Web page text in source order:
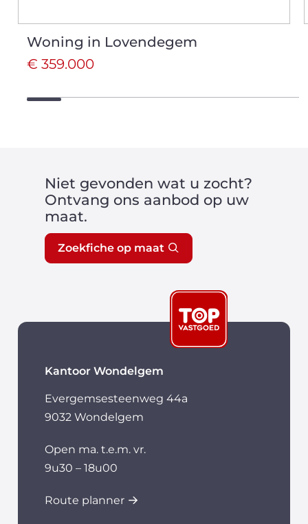
Woning in Lovendegem
€ 359.000
Niet gevonden wat u zocht?
Ontvang ons aanbod op uw
maat.
Zoekfiche op maat
Kantoor Wondelgem
Evergemsesteenweg 44a
9032 Wondelgem
Open ma. t.e.m. vr.
9u30 – 18u00
Route planner